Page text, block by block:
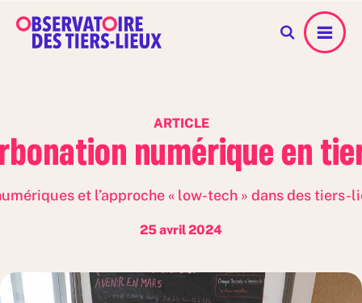
Menu
ARTICLE
numérique en
et l’approche « low-tech » dans des tiers-
25 avril 2024